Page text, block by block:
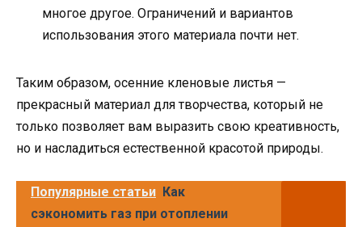
многое другое. Ограничений и вариантов
использования этого материала почти нет.
Таким образом, осенние кленовые листья —
прекрасный материал для творчества, который не
только позволяет вам выразить свою креативность,
но и насладиться естественной красотой природы.
Популярные статьи Как
сэкономить газ при отоплении